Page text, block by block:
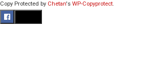
Copy Protected by Chetan's WP-Copyprotect.